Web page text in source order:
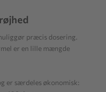
præcis dosering.
er en lille mængde
er særdeles økonomisk: